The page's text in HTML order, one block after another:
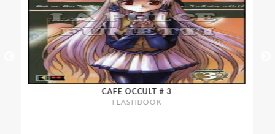
CAFE OCCULT # 3
FLASHBOOK